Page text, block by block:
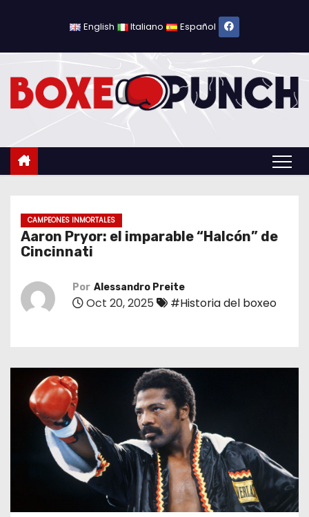
l
English Italiano Español
CAMPEONES INMORTALES
Aaron Pryor: el imparable “Halcón” de
Cincinnati
Por Alessandro Preite
Oct 20, 2025 #Historia del boxeo